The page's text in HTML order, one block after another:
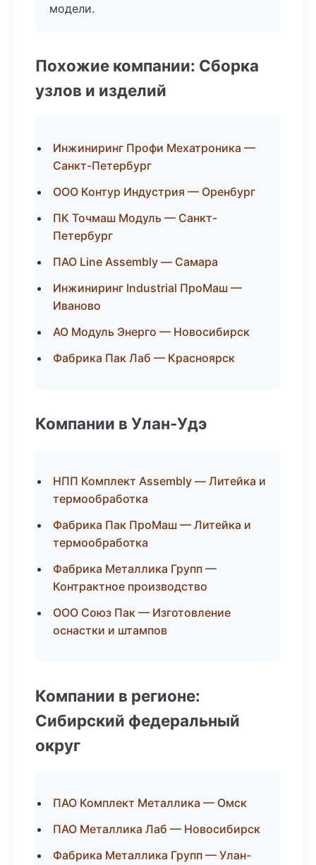
модели.
Похожие компании: Сборка
узлов и изделий
Инжиниринг Профи Мехатроника —
Санкт-Петербург
ООО Контур Индустрия — Оренбург
ПК Точмаш Модуль — Санкт-
Петербург
ПАО Line Assembly — Самара
Инжиниринг Industrial ПроМаш —
Иваново
АО Модуль Энерго — Новосибирск
Фабрика Пак Лаб — Красноярск
Компании в Улан-Удэ
НПП Комплект Assembly — Литейка и
термообработка
Фабрика Пак ПроМаш — Литейка и
термообработка
Фабрика Металлика Групп —
Контрактное производство
ООО Союз Пак — Изготовление
оснастки и штампов
Компании в регионе:
Сибирский федеральный
округ
ПАО Комплект Металлика — Омск
ПАО Металлика Лаб — Новосибирск
Фабрика Металлика Групп — Улан-